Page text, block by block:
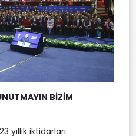
BİZİM
yıllık iktidarları